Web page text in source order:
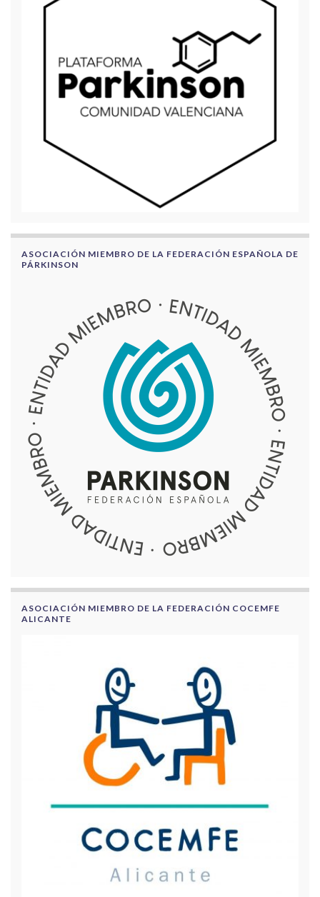
ASOCIACIÓN MIEMBRO DE LA FEDERACIÓN ESPAÑOLA DE
PÁRKINSON
ASOCIACIÓN MIEMBRO DE LA FEDERACIÓN COCEMFE
ALICANTE